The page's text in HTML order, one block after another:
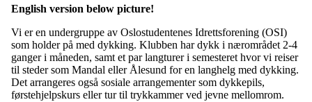
English version below picture!
Vi er en undergruppe av Oslostudentenes Idrettsforening (OSI)
som holder på med dykking. Klubben har dykk i nærområdet 2-4
ganger i måneden, samt et par langturer i semesteret hvor vi reiser
til steder som Mandal eller Ålesund for en langhelg med dykking.
Det arrangeres også sosiale arrangementer som dykkepils,
førstehjelpskurs eller tur til trykkammer ved jevne mellomrom.